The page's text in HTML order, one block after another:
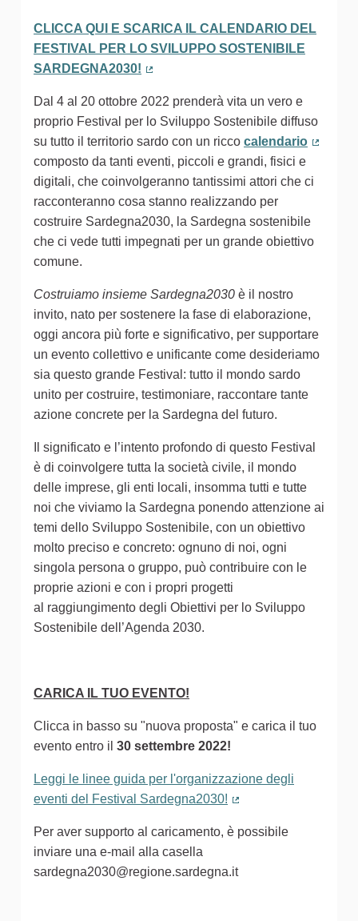
CLICCA QUI E SCARICA IL CALENDARIO DEL
FESTIVAL PER LO SVILUPPO SOSTENIBILE
SARDEGNA2030!
Dal 4 al 20 ottobre 2022 prenderà vita un vero e
proprio Festival per lo Sviluppo Sostenibile diffuso
su tutto il territorio sardo con un ricco calendario
composto da tanti eventi, piccoli e grandi, fisici e
digitali, che coinvolgeranno tantissimi attori che ci
racconteranno cosa stanno realizzando per
costruire Sardegna2030, la Sardegna sostenibile
che ci vede tutti impegnati per un grande obiettivo
comune.
Costruiamo insieme Sardegna2030 è il nostro
invito, nato per sostenere la fase di elaborazione,
oggi ancora più forte e significativo, per supportare
un evento collettivo e unificante come desideriamo
sia questo grande Festival: tutto il mondo sardo
unito per costruire, testimoniare, raccontare tante
azione concrete per la Sardegna del futuro.
Il significato e l’intento profondo di questo Festival
è di coinvolgere tutta la società civile, il mondo
delle imprese, gli enti locali, insomma tutti e tutte
noi che viviamo la Sardegna ponendo attenzione ai
temi dello Sviluppo Sostenibile, con un obiettivo
molto preciso e concreto: ognuno di noi, ogni
singola persona o gruppo, può contribuire con le
proprie azioni e con i propri progetti
al raggiungimento degli Obiettivi per lo Sviluppo
Sostenibile dell’Agenda 2030.
CARICA IL TUO EVENTO!
Clicca in basso su "nuova proposta" e carica il tuo
evento entro il 30 settembre 2022!
Leggi le linee guida per l'organizzazione degli
eventi del Festival Sardegna2030!
Per aver supporto al caricamento, è possibile
inviare una e-mail alla casella
sardegna2030@regione.sardegna.it